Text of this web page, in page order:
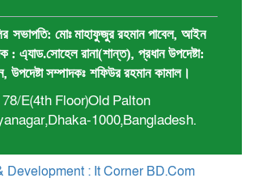
সভাপতি: মোঃ মাহাফুজুর রহমান পাবেল, আইন
: ‍এ্যাড.সোহেল রানা(শান্ত), প্রধান ‍উপদেষ্টা:
, উপদেষ্টা সম্পাদকঃ শফিউর রহমান কামাল।
78/E(4th Floor)Old Palton
1000,Bangladesh.
Development : It Corner BD.Com